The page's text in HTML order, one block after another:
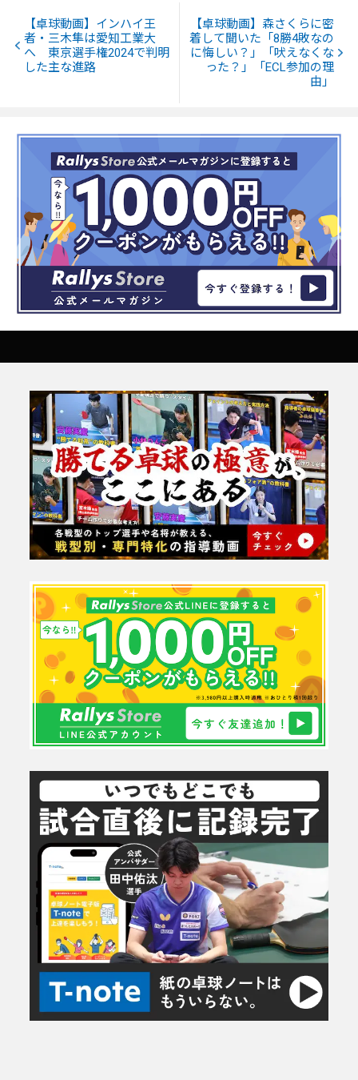
【卓球動画】インハイ王
者・三木隼は愛知工業大
へ 東京選手権2024で判明
した主な進路
【卓球動画】森さくらに密
着して聞いた「8勝4敗なの
に悔しい？」「吠えなくな
った？」「ECL参加の理
由」